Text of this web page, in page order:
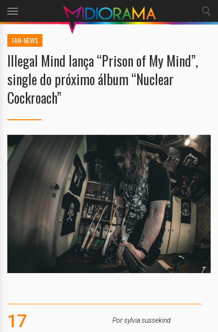
Toggle
navigation
FAN-NEWS
Illegal Mind lança “Prison of My Mind”,
single do próximo álbum “Nuclear
Cockroach”
17 Por sylvia sussekind